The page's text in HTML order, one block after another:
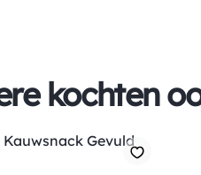
kochten